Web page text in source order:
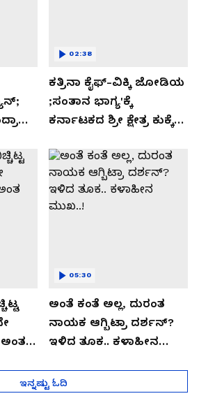
ಕತ್ರಿನಾ ಕೈಫ್-ವಿಕ್ಕಿ ಜೋಡಿಯ
;ಸಂತಾನ ಭಾಗ್ಯ'ಕ್ಕೆ
ಕರ್ನಾಟಕದ ಶ್ರೀ ಕ್ಷೇತ್ರ ಕುಕ್ಕೆ
02:38
ಅಂತೆ ಕಂತೆ ಅಲ್ಲ, ದುರಂತ
ನಾಯಕ ಆಗ್ಬಿಟ್ರಾ ದರ್ಶನ್?
ಇಳಿದ ತೂಕ.. ಕಳಾಹೀನ
05:30
ಇನ್ನಷ್ಟು ಓದಿ